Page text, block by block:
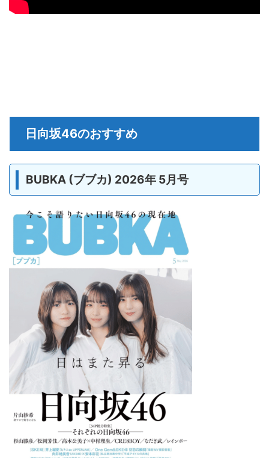
日向坂46のおすすめ
BUBKA (ブブカ) 2026年 5月号